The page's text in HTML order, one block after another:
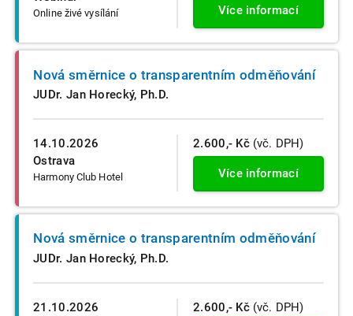
Online živé vysílání Více informací
14.10.2026
Ostrava
Harmony Club Hotel
Nová směrnice o transparentním odměňování
JUDr. Jan Horecký, Ph.D.
2.600,- Kč (vč. DPH)
Více informací
21.10.2026
Nová směrnice o transparentním odměňování
JUDr. Jan Horecký, Ph.D.
2.600,- Kč (vč. DPH)